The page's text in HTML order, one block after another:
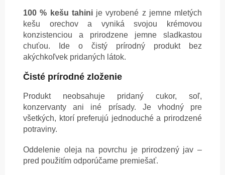
100 % kešu tahinije vyrobené z jemne mletých
kešu orechov a vyniká svojou krémovou
konzistenciou a prirodzene jemne sladkastou
chuťou. Ide o čistý prírodný produkt bez
akýchkoľvek pridaných látok.
Čisté prírodné zloženie
Produkt neobsahuje pridaný cukor, soľ,
konzervanty ani iné prísady. Je vhodný pre
všetkých, ktorí preferujú jednoduché a prirodzené
potraviny.
Oddelenie oleja na povrchu je prirodzený jav –
pred použitím odporúčame premiešať.